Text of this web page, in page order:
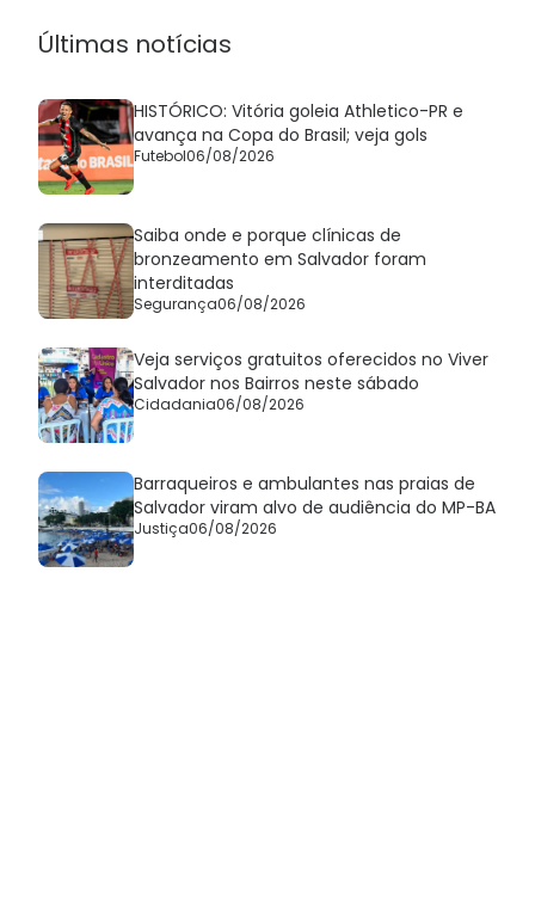
Últimas notícias
HISTÓRICO: Vitória goleia Athletico-PR e
avança na Copa do Brasil; veja gols
Futebol06/08/2026
Saiba onde e porque clínicas de
bronzeamento em Salvador foram
interditadas
Segurança06/08/2026
Veja serviços gratuitos oferecidos no Viver
Salvador nos Bairros neste sábado
Cidadania06/08/2026
Barraqueiros e ambulantes nas praias de
Salvador viram alvo de audiência do MP-BA
Justiça06/08/2026